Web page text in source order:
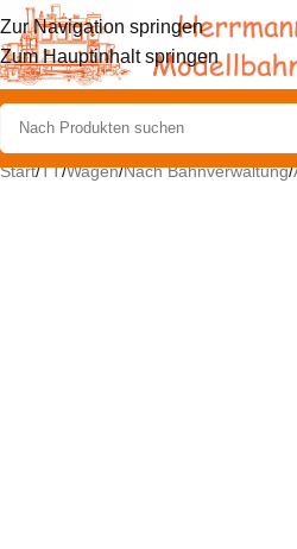
Zur Navigation springen
Zum Hauptinhalt springen
Start/TT/Wagen/Nach Bahnverwaltung/